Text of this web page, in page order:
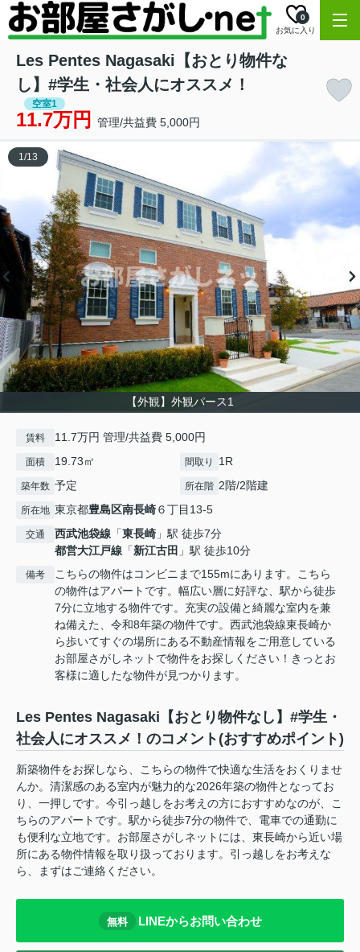
お気に入り
0
Les Pentes Nagasaki【おとり物件な
し】#学生・社会人にオススメ！
空室1
11.7万円 管理/共益費 5,000円
【外観】外観パース1
1/13
賃料 11.7万円 管理/共益費 5,000円
面積 19.73㎡ 間取り 1R
築年数 予定 所在階 2階/2階建
所在地 東京都豊島区南長崎６丁目13-5
交通 西武池袋線 「東長崎 」駅 徒歩7分
都営大江戸線 「新江古田 」駅 徒歩10分
備考
こちらの物件はコンビニまで155mにあります。こちら
の物件はアパートです。幅広い層に好評な、駅から徒歩
7分に立地する物件です。充実の設備と綺麗な室内を兼
ね備えた、令和8年築の物件です。西武池袋線東長崎か
ら歩いてすぐの場所にある不動産情報をご用意している
お部屋さがしネットで物件をお探しください！きっとお
客様に適したな物件が見つかります。
Les Pentes Nagasaki【おとり物件なし】#学生・
社会人にオススメ！のコメント(おすすめポイント)
新築物件をお探しなら、こちらの物件で快適な生活をおくりませ
んか。清潔感のある室内が魅力的な2026年築の物件となってお
り、一押しです。今引っ越しをお考えの方におすすめなのが、こ
ちらのアパートです。駅から徒歩7分の物件で、電車での通勤に
も便利な立地です。お部屋さがしネットには、東長崎から近い場
所にある物件情報を取り扱っております。引っ越しをお考えな
ら、まずはご連絡ください。
無料 LINEからお問い合わせ